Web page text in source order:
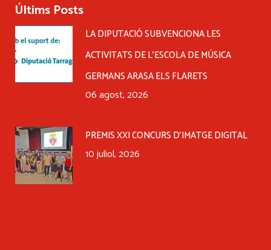
Últims Posts
LA DIPUTACIÓ SUBVENCIONA LES
ACTIVITATS DE L’ESCOLA DE MÚSICA
GERMANS ARASA ELS FLARETS
06 agost, 2026
PREMIS XXI CONCURS D’IMATGE DIGITAL
10 juliol, 2026